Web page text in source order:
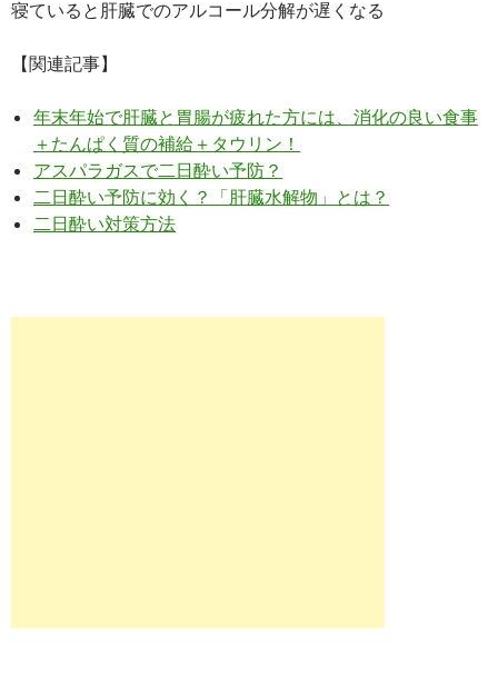
寝ていると肝臓でのアルコール分解が遅くなる
【関連記事】
年末年始で肝臓と胃腸が疲れた方には、消化の良い食事
＋たんぱく質の補給＋タウリン！
アスパラガスで二日酔い予防？
二日酔い予防に効く？「肝臓水解物」とは？
二日酔い対策方法